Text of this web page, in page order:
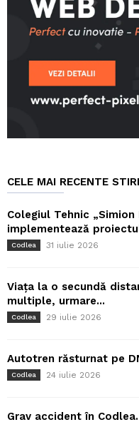
CELE MAI RECENTE
Colegiul Tehnic „Simion
implementează
Codlea 31 iulie 2026
Viața la o secundă
multiple, urmare...
Codlea 29 iulie 2026
Autotren răsturnat pe
Codlea 24 iulie 2026
Grav accident în